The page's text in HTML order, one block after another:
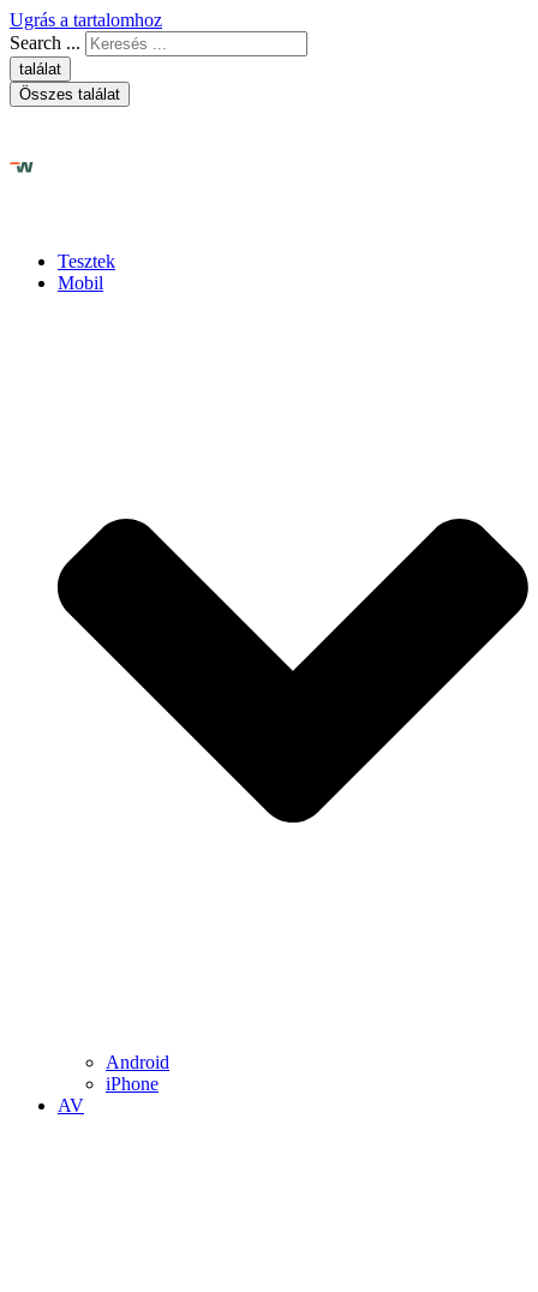
Ugrás a tartalomhoz
Search ...
találat
Összes találat
Tesztek
Mobil
Android
iPhone
AV